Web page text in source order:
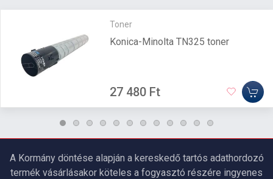
Toner
Konica-Minolta TN325 toner
27 480 Ft
A Kormány döntése alapján a kereskedő tartós adathordozó
termék vásárlásakor köteles a fogyasztó részére ingyenes